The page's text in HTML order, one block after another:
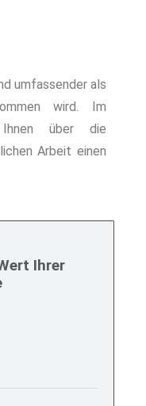
umfassender als
wird. Im
über die
Arbeit einen
Ihrer